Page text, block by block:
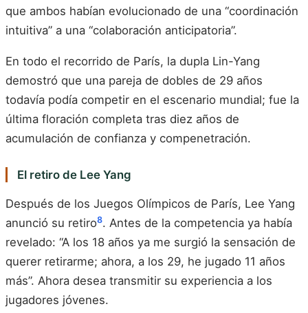
que ambos habían evolucionado de una “coordinación
intuitiva” a una “colaboración anticipatoria”.
En todo el recorrido de París, la dupla Lin-Yang
demostró que una pareja de dobles de 29 años
todavía podía competir en el escenario mundial; fue la
última floración completa tras diez años de
acumulación de confianza y compenetración.
El retiro de Lee Yang
Después de los Juegos Olímpicos de París, Lee Yang
anunció su retiro8. Antes de la competencia ya había
revelado: “A los 18 años ya me surgió la sensación de
querer retirarme; ahora, a los 29, he jugado 11 años
más”. Ahora desea transmitir su experiencia a los
jugadores jóvenes.